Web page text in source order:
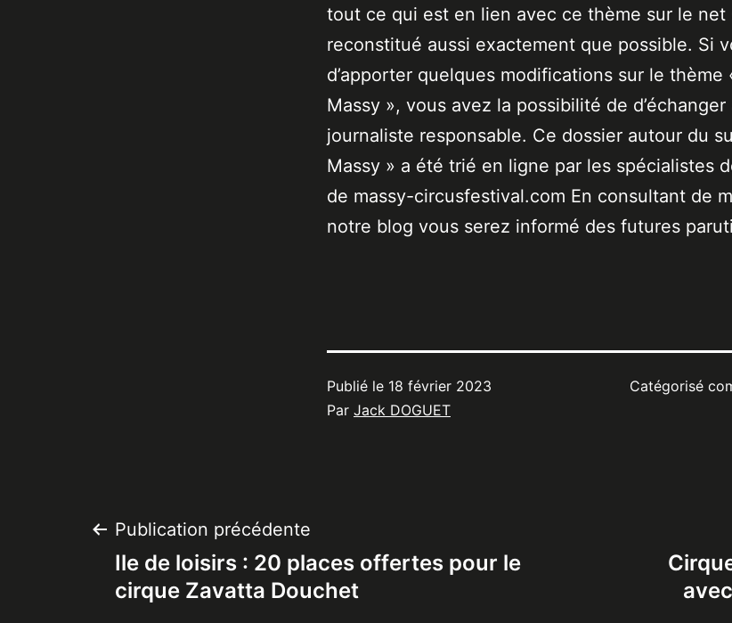
tout ce qui est en lien avec ce thème sur le
reconstitué aussi exactement que possible. Si
d’apporter quelques modifications sur le thème
Massy », vous avez la possibilité de
journaliste responsable. Ce dossier autour du
Massy » a été trié en ligne par les spécialistes
de massy-circusfestival.com En consultant de
notre blog vous serez informé des futures
Publié le 18 février 2023
Par Jack DOGUET
Catégorisé
Navigation
de
Publication précédente
Ile de loisirs : 20 places offertes pour le
cirque Zavatta Douchet